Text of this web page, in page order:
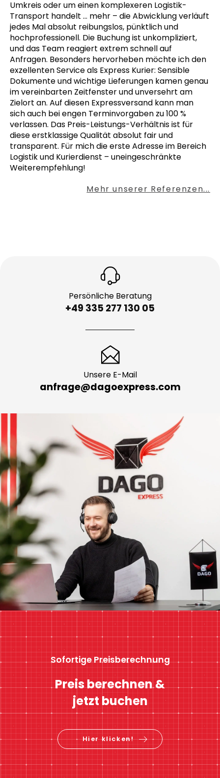
Umkreis oder um einen komplexeren Logistik-
Transport handelt … mehr – die Abwicklung verläuft
jedes Mal absolut reibungslos, pünktlich und
hochprofessionell. Die Buchung ist unkompliziert,
und das Team reagiert extrem schnell auf
Anfragen. Besonders hervorheben möchte ich den
exzellenten Service als Express Kurier: Sensible
Dokumente und wichtige Lieferungen kamen genau
im vereinbarten Zeitfenster und unversehrt am
Zielort an. Auf diesen Expressversand kann man
sich auch bei engen Terminvorgaben zu 100 %
verlassen. Das Preis-Leistungs-Verhältnis ist für
diese erstklassige Qualität absolut fair und
transparent. Für mich die erste Adresse im Bereich
Logistik und Kurierdienst – uneingeschränkte
Weiterempfehlung!
Mehr unserer Referenzen...
Persönliche Beratung
+49 335 277 130 05
Unsere E-Mail
anfrage@dagoexpress.com
Sofortige Preisberechnung
Preis berechnen &
jetzt buchen
Hier klicken!